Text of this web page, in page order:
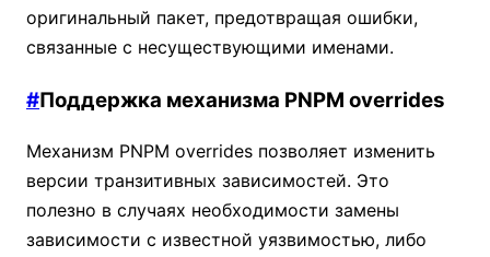
оригинальный пакет, предотвращая ошибки,
связанные с несуществующими именами.
#Поддержка механизма PNPM overrides
Механизм PNPM overrides позволяет изменить
версии транзитивных зависимостей. Это
полезно в случаях необходимости замены
зависимости с известной уязвимостью, либо